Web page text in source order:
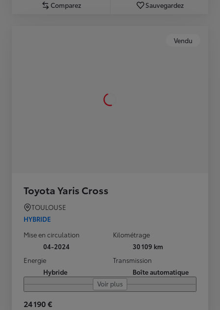
Comparez Sauvegardez
Vendu
Toyota Yaris Cross
TOULOUSE
HYBRIDE
Mise en circulation
04-2024
Kilométrage
30 109 km
Energie
Hybride
Transmission
Boîte automatique
Voir plus
24 190 €